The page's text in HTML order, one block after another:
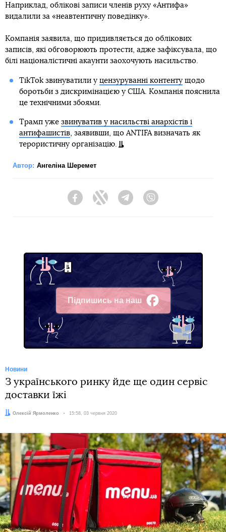
Наприклад, облікові записи членів руху «Антифа»
видалили за «неавтентичну поведінку».
Компанія заявила, що придивляється до облікових
записів, які обговорюють протести, адже зафіксувала, що
білі націоналістичні акаунти заохочують насильство.
TikTok звинуватили у цензуруванні контентущодо
боротьби з дискримінацією у США. Компанія пояснила
це технічними збоями.
Трамп уже звинуватив у насильстві анархістів і
антифашистів, заявивши, що ANTIFA визначать як
терористичну організацію.
Автор: Ангеліна Шеремет
FacebookTwitter Telegram
Підпишись на наш
Facebook
Новини
З українського ринку йде ще один сервіс
доставки їжі
Автор:
Олексій Ярмоленко Дата:
15:58, 03 червня 2020